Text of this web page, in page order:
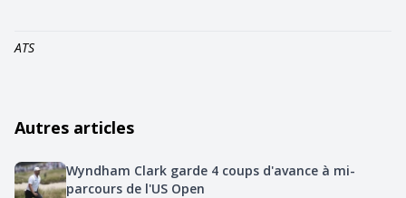
ATS
Autres articles
Wyndham Clark garde 4 coups d'avance à mi-
parcours de l'US Open